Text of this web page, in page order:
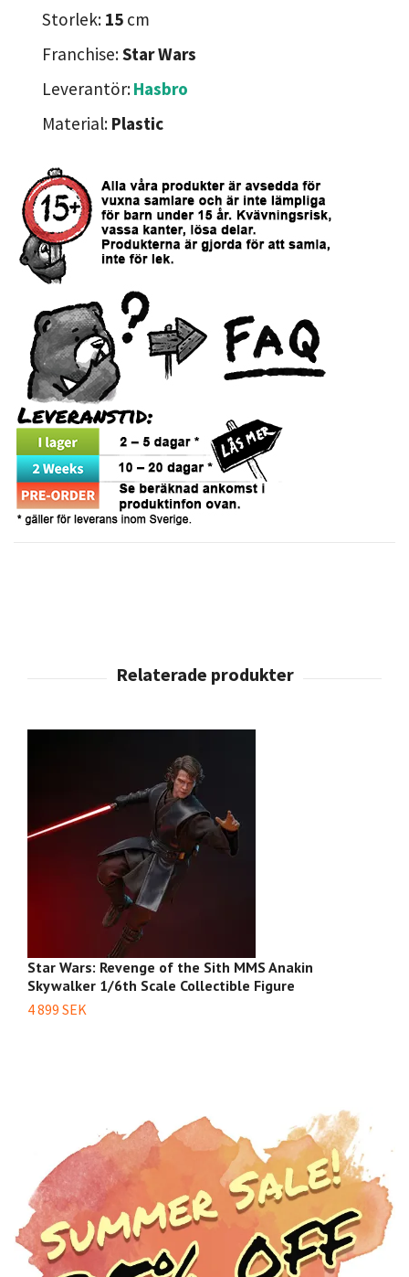
Storlek: 15 cm
Franchise:Star Wars
Leverantör:Hasbro
Material: Plastic
Star Wars: Revenge of the Sith MMS Anakin
Skywalker 1/6th Scale Collectible Figure
4 899 SEK